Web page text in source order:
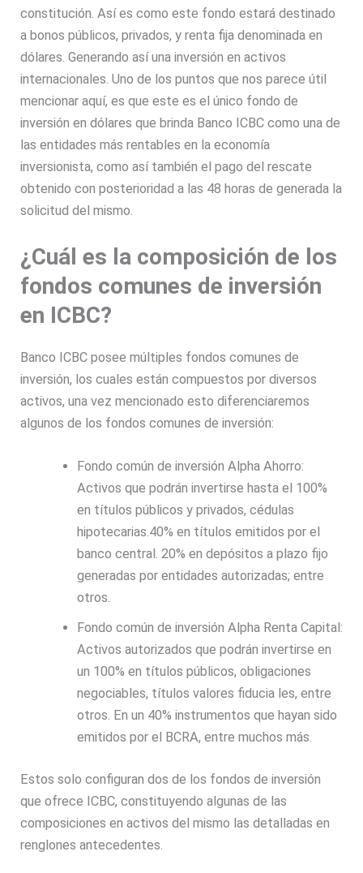
constitución. Así es como este fondo estará destinado
a bonos públicos, privados, y renta fija denominada en
dólares. Generando así una inversión en activos
internacionales. Uno de los puntos que nos parece útil
mencionar aquí, es que este es el único fondo de
inversión en dólares que brinda Banco ICBC como una de
las entidades más rentables en la economía
inversionista, como así también el pago del rescate
obtenido con posterioridad a las 48 horas de generada la
solicitud del mismo.
¿Cuál es la composición de los
fondos comunes de inversión
en ICBC?
Banco ICBC posee múltiples fondos comunes de
inversión, los cuales están compuestos por diversos
activos, una vez mencionado esto diferenciaremos
algunos de los fondos comunes de inversión:
Fondo común de inversión Alpha Ahorro:
Activos que podrán invertirse hasta el 100%
en títulos públicos y privados, cédulas
hipotecarias.40% en títulos emitidos por el
banco central. 20% en depósitos a plazo fijo
generadas por entidades autorizadas; entre
otros.
Fondo común de inversión Alpha Renta Capital:
Activos autorizados que podrán invertirse en
un 100% en títulos públicos, obligaciones
negociables, títulos valores fiducia les, entre
otros. En un 40% instrumentos que hayan sido
emitidos por el BCRA, entre muchos más.
Estos solo configuran dos de los fondos de inversión
que ofrece ICBC, constituyendo algunas de las
composiciones en activos del mismo las detalladas en
renglones antecedentes.